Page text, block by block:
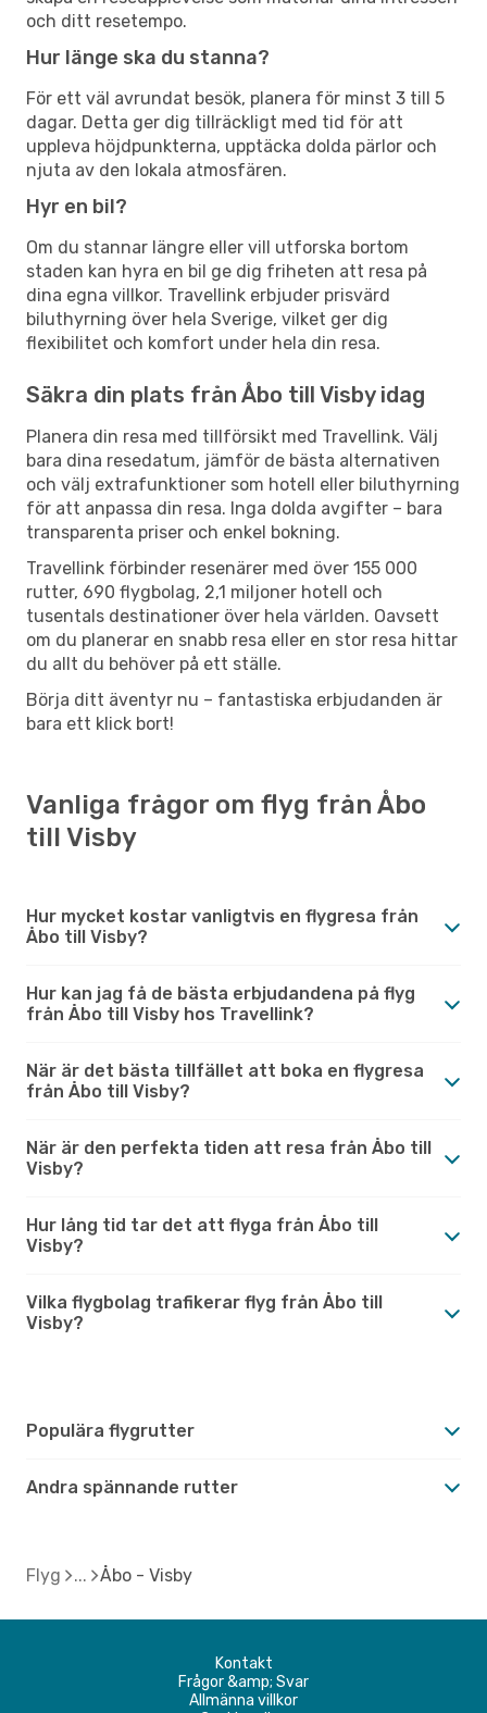
och ditt resetempo.
Hur länge ska du stanna?
För ett väl avrundat besök, planera för minst 3 till 5
dagar. Detta ger dig tillräckligt med tid för att
uppleva höjdpunkterna, upptäcka dolda pärlor och
njuta av den lokala atmosfären.
Hyr en bil?
Om du stannar längre eller vill utforska bortom
staden kan hyra en bil ge dig friheten att resa på
dina egna villkor. Travellink erbjuder prisvärd
biluthyrning över hela Sverige, vilket ger dig
flexibilitet och komfort under hela din resa.
Säkra din plats från Åbo till Visby idag
Planera din resa med tillförsikt med Travellink. Välj
bara dina resedatum, jämför de bästa alternativen
och välj extrafunktioner som hotell eller biluthyrning
för att anpassa din resa. Inga dolda avgifter – bara
transparenta priser och enkel bokning.
Travellink förbinder resenärer med över 155 000
rutter, 690 flygbolag, 2,1 miljoner hotell och
tusentals destinationer över hela världen. Oavsett
om du planerar en snabb resa eller en stor resa hittar
du allt du behöver på ett ställe.
Börja ditt äventyr nu – fantastiska erbjudanden är
bara ett klick bort!
Vanliga frågor om flyg från Åbo
till Visby
Hur mycket kostar vanligtvis en flygresa från
Åbo till Visby?
Hur kan jag få de bästa erbjudandena på flyg
från Åbo till Visby hos Travellink?
När är det bästa tillfället att boka en flygresa
från Åbo till Visby?
När är den perfekta tiden att resa från Åbo till
Visby?
Hur lång tid tar det att flyga från Åbo till
Visby?
Vilka flygbolag trafikerar flyg från Åbo till
Visby?
Populära flygrutter
Andra spännande rutter
Flyg Åbo - Visby
Kontakt
Frågor &amp; Svar
Allmänna villkor